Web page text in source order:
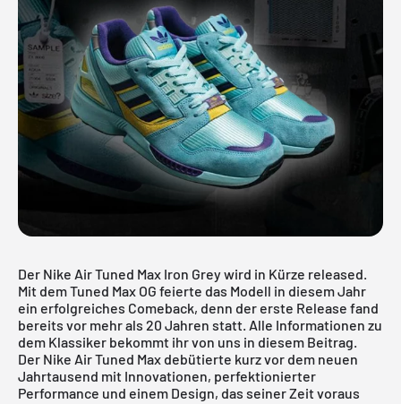
Der Nike Air Tuned Max Iron Grey wird in Kürze released.
Mit demTuned Max OG feierte das Modell in diesem Jahr
ein erfolgreiches Comeback, denn der erste Release fand
bereits vor mehr als 20 Jahren statt. Alle Informationen zu
dem Klassiker bekommt ihr von uns in diesem Beitrag.
Der Nike Air Tuned Max debütierte kurz vor dem neuen
Jahrtausend mit Innovationen, perfektionierter
Performance und einem Design, das seiner Zeit voraus